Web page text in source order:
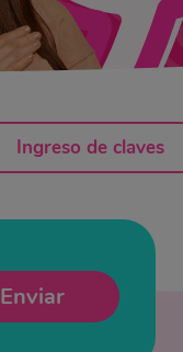
Ingreso de claves
Enviar